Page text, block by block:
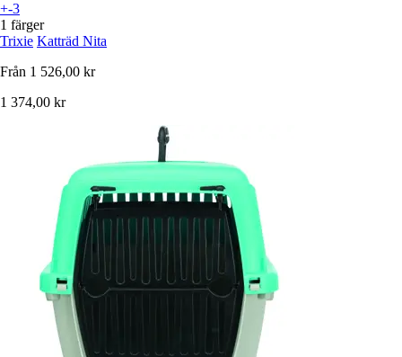
+-3
1 färger
Trixie Katträd Nita
Från 1 526,00 kr
1 374,00 kr